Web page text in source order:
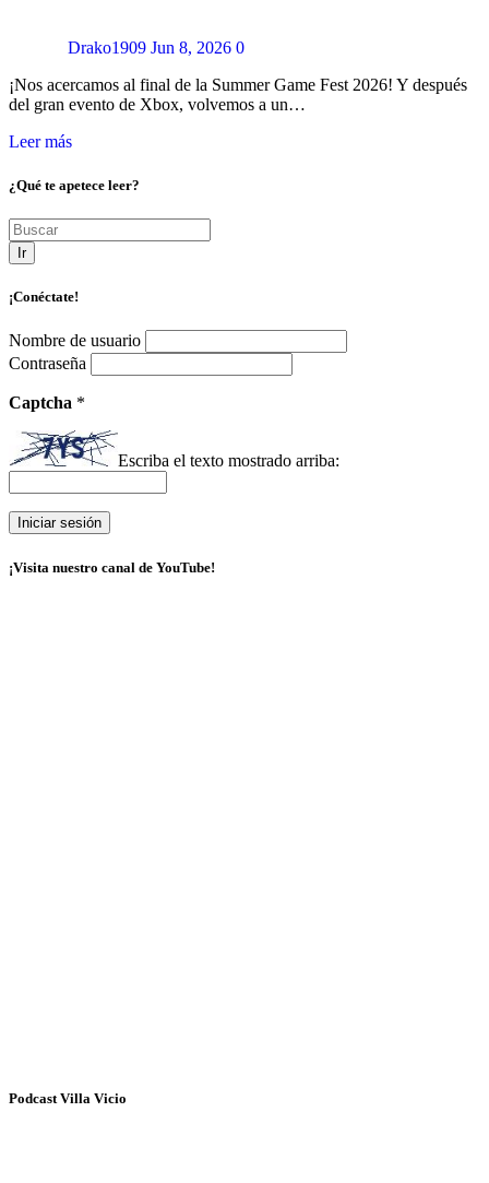
Drako1909 Jun 8, 2026 0
¡Nos acercamos al final de la Summer Game Fest 2026! Y después
del gran evento de Xbox, volvemos a un…
Leer más
¿Qué te apetece leer?
Ir
¡Conéctate!
Nombre de usuario
Contraseña
Captcha *
Escriba el texto mostrado arriba:
¡Visita nuestro canal de YouTube!
Podcast Villa Vicio